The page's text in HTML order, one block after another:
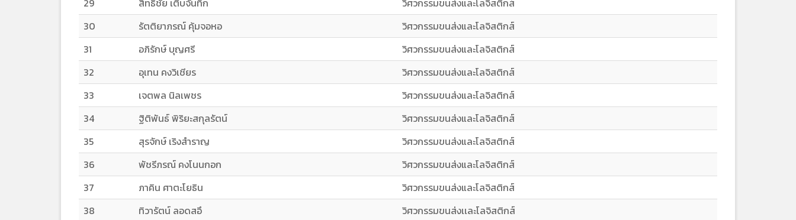
29
สิทธิชัย เติบจันทึก
วิศวกรรมขนส่งและโลจิสติกส์
30
รัตติยาภรณ์ คุ้มจอหอ
วิศวกรรมขนส่งและโลจิสติกส์
31
อภิรักษ์ บุญศรี
วิศวกรรมขนส่งและโลจิสติกส์
32
อุเทน คงวิเชียร
วิศวกรรมขนส่งและโลจิสติกส์
33
เจตพล นิลเพชร
วิศวกรรมขนส่งและโลจิสติกส์
34
ฐิติพันธ์ พิริยะสกุลรัตน์
วิศวกรรมขนส่งและโลจิสติกส์
35
สุรจักษ์ เริงสำราญ
วิศวกรรมขนส่งและโลจิสติกส์
36
พัชรีภรณ์ คงโนนกอก
วิศวกรรมขนส่งและโลจิสติกส์
37
ภาคิน ศาตะโยธิน
วิศวกรรมขนส่งและโลจิสติกส์
38
ทิวารัตน์ ลอดสอึ วิศวกรรมขนส่งเเละโลจิสติกส์